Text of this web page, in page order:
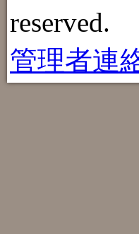
reserved.
管理者連